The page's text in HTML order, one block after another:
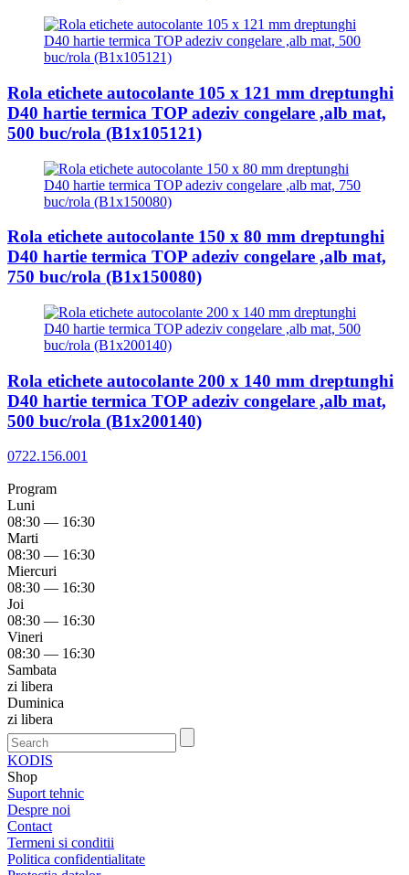
Rola etichete autocolante 105 x 121 mm dreptunghi
D40 hartie termica TOP adeziv congelare ,alb mat,
500 buc/rola (B1x105121)
Rola etichete autocolante 150 x 80 mm dreptunghi
D40 hartie termica TOP adeziv congelare ,alb mat,
750 buc/rola (B1x150080)
Rola etichete autocolante 200 x 140 mm dreptunghi
D40 hartie termica TOP adeziv congelare ,alb mat,
500 buc/rola (B1x200140)
0722.156.001
Program
Luni
08:30 — 16:30
Marti
08:30 — 16:30
Miercuri
08:30 — 16:30
Joi
08:30 — 16:30
Vineri
08:30 — 16:30
Sambata
zi libera
Duminica
zi libera
KODIS
Shop
Suport tehnic
Despre noi
Contact
Termeni si conditii
Politica confidentialitate